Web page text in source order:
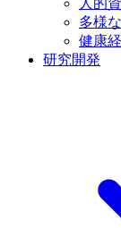
多様
健康
研究開発